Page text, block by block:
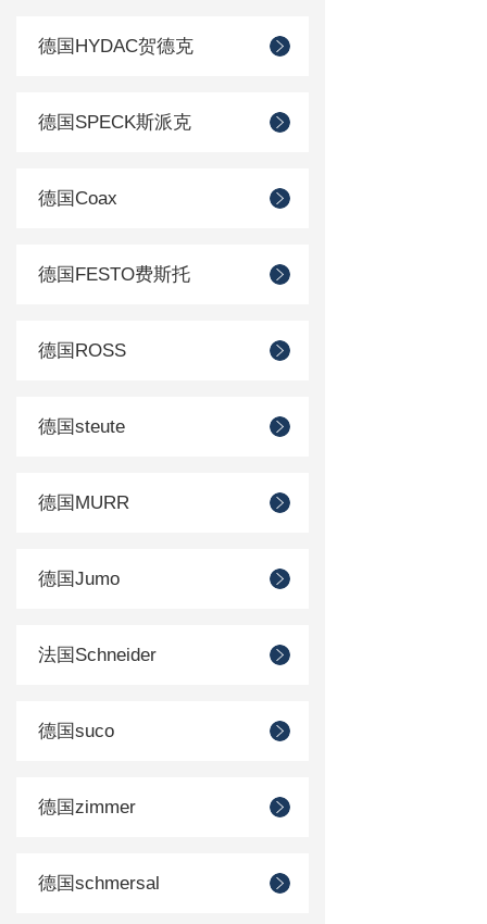
德国HYDAC贺德克
德国SPECK斯派克
德国Coax
德国FESTO费斯托
德国ROSS
德国steute
德国MURR
德国Jumo
法国Schneider
德国suco
德国zimmer
德国schmersal